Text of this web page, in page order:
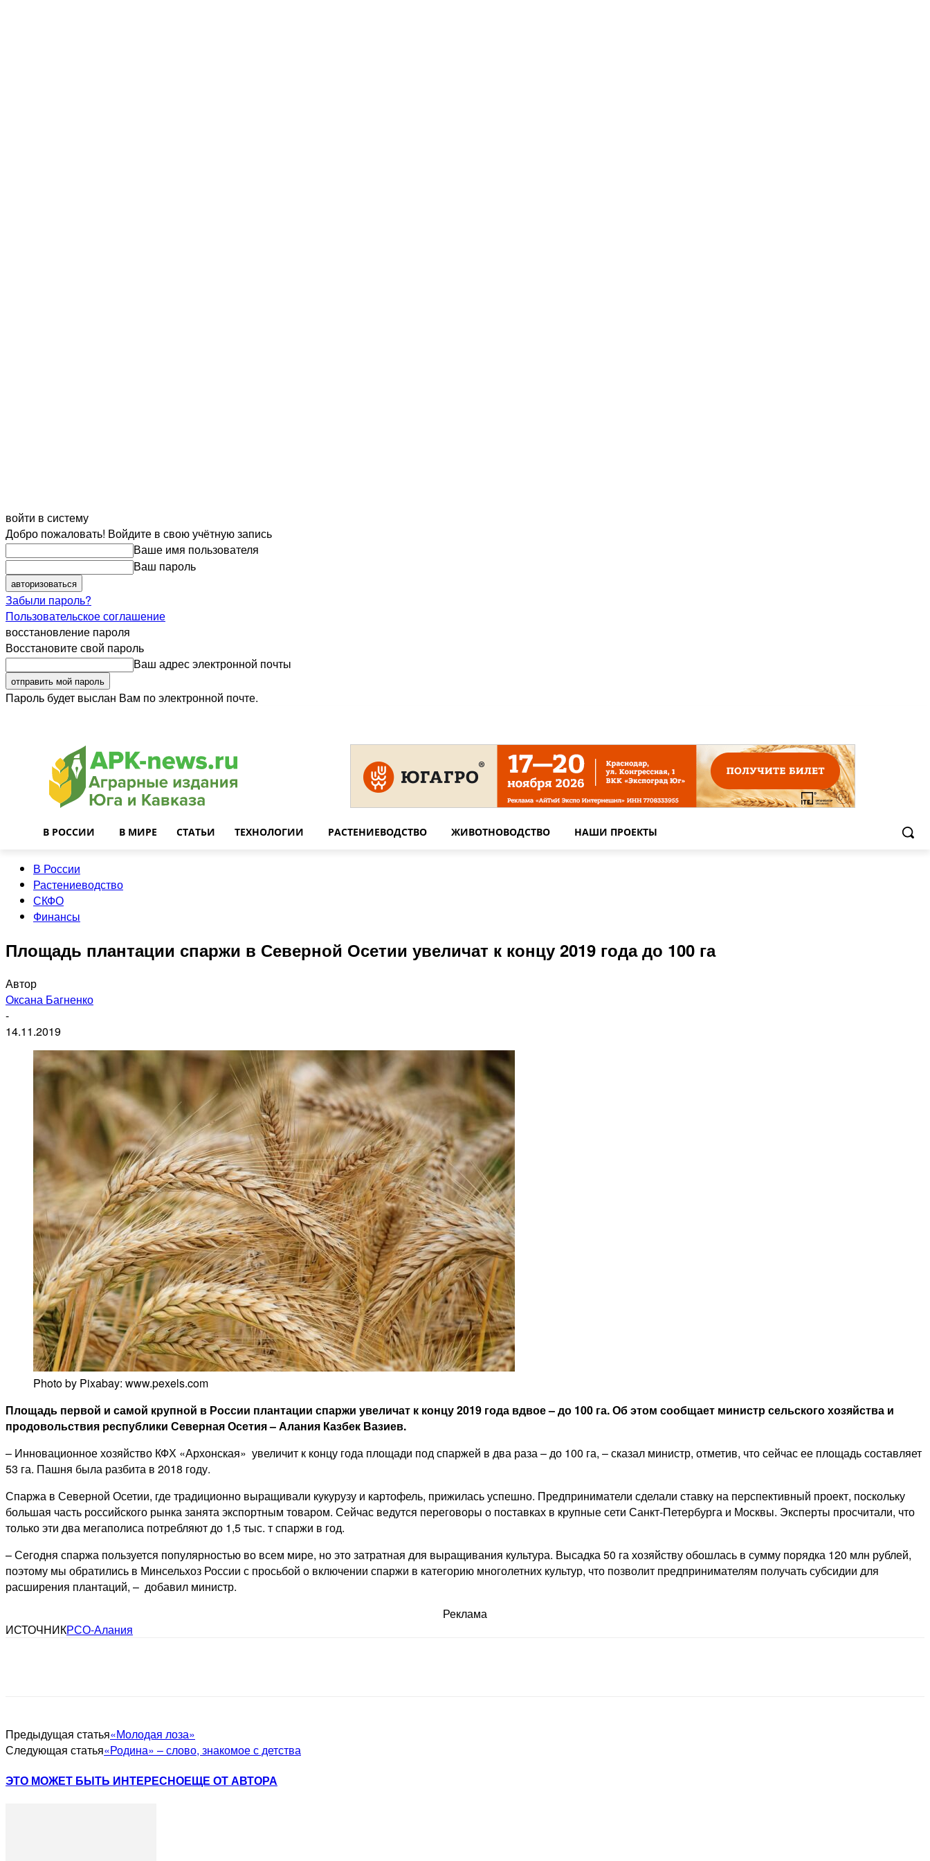
войти в систему
Добро пожаловать! Войдите в свою учётную запись
Ваше имя пользователя
Ваш пароль
Забыли пароль?
Пользовательское соглашение
восстановление пароля
Восстановите свой пароль
Ваш адрес электронной почты
Пароль будет выслан Вам по электронной почте.
В РОССИИ В МИРЕ СТАТЬИ ТЕХНОЛОГИИ РАСТЕНИЕВОДСТВО ЖИВОТНОВОДСТВО НАШИ ПРОЕКТЫ
В России
Растениеводство
СКФО
Финансы
Площадь плантации спаржи в Северной Осетии увеличат к концу 2019 года до 100 га
Автор
Оксана Багненко
-
14.11.2019
Photo by Pixabay: www.pexels.com
Площадь первой и самой крупной в России плантации спаржи увеличат к концу 2019 года вдвое – до 100 га. Об этом сообщает министр сельского хозяйства и
продовольствия республики Северная Осетия – Алания Казбек Вазиев.
– Инновационное хозяйство КФХ «Архонская» увеличит к концу года площади под спаржей в два раза – до 100 га, – сказал министр, отметив, что сейчас ее площадь составляет
53 га. Пашня была разбита в 2018 году.
Спаржа в Северной Осетии, где традиционно выращивали кукурузу и картофель, прижилась успешно. Предприниматели сделали ставку на перспективный проект, поскольку
большая часть российского рынка занята экспортным товаром. Сейчас ведутся переговоры о поставках в крупные сети Санкт-Петербурга и Москвы. Эксперты просчитали, что
только эти два мегаполиса потребляют до 1,5 тыс. т спаржи в год.
– Сегодня спаржа пользуется популярностью во всем мире, но это затратная для выращивания культура. Высадка 50 га хозяйству обошлась в сумму порядка 120 млн рублей,
поэтому мы обратились в Минсельхоз России с просьбой о включении спаржи в категорию многолетних культур, что позволит предпринимателям получать субсидии для
расширения плантаций, – добавил министр.
Реклама
ИСТОЧНИКРСО-Алания
Предыдущая статья«Молодая лоза»
Следующая статья«Родина» – ​слово, знакомое с детства
ЭТО МОЖЕТ БЫТЬ ИНТЕРЕСНОЕЩЕ ОТ АВТОРА